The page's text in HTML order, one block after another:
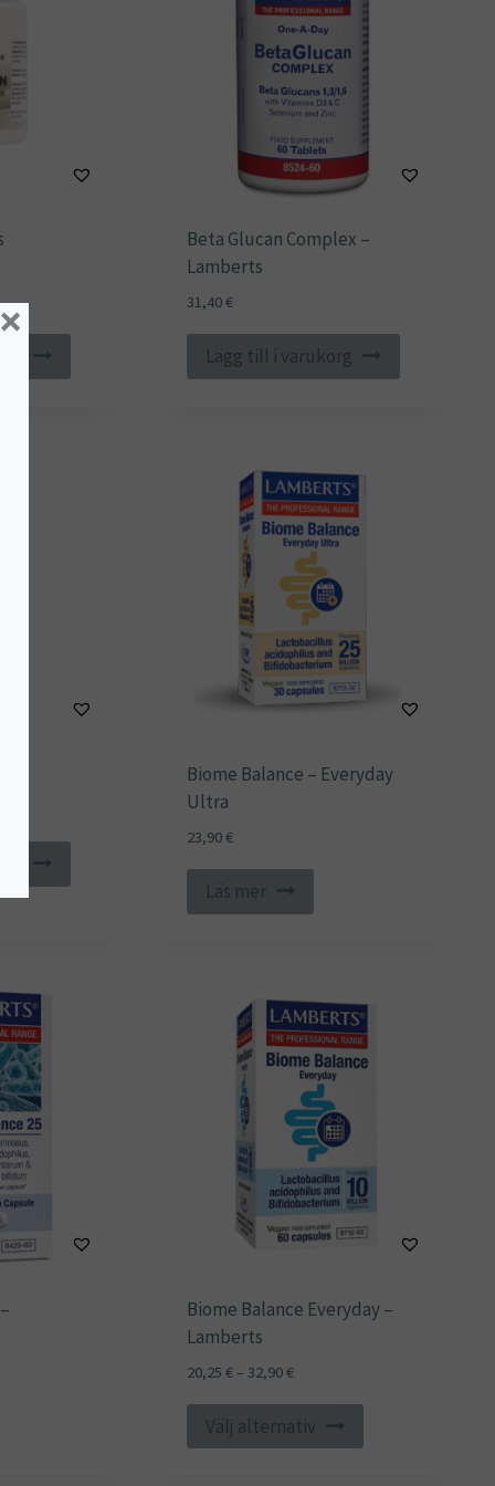
Beta Glucan Complex –
Lamberts
31,40€
Lägg till i varukorg
Biome Balance – Everyday
Ultra
23,90€
Läs mer
Biome Balance Everyday –
Lamberts
20,25€– 32,90€Prisintervall:
till
32,90 €
Välj alternativ
här
×